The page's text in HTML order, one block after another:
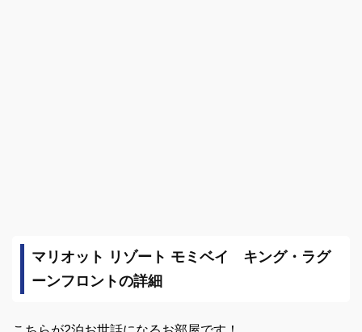
マリオット リゾート モミベイ キング・ラグ
ーンフロントの詳細